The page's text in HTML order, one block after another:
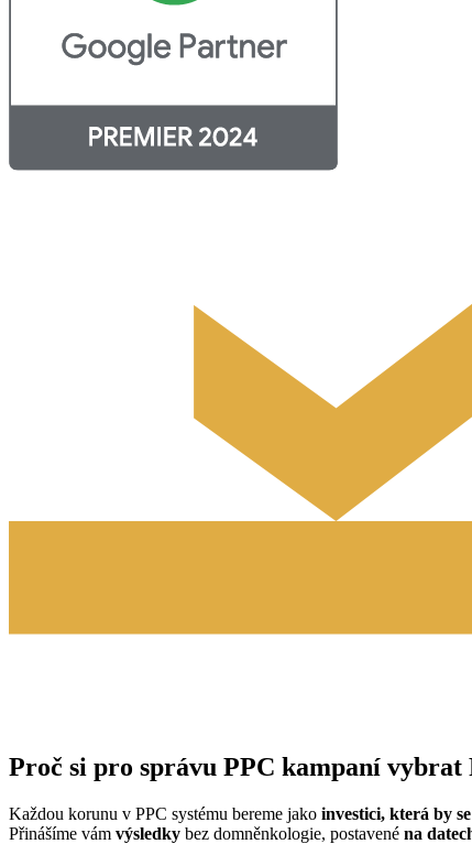
Proč si pro správu PPC kampaní
Každou korunu v PPC systému bereme jako investici, která by
Přinášíme vám výsledky bez domněnkologie, postavené na